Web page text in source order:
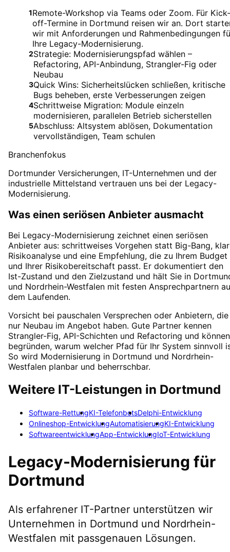
1Remote-Workshop via Teams oder Zoom. Für Kick-
off-Termine in Dortmund reisen wir an. Dort
wir mit Anforderungen und Rahmenbedingungen
Ihre Legacy-Modernisierung.
2Strategie: Modernisierungspfad wählen –
Refactoring, API-Anbindung, Strangler-Fig oder
Neubau
3Quick Wins: Sicherheitslücken schließen, kritische
Bugs beheben, erste Verbesserungen zeigen
4Schrittweise Migration: Module einzeln
modernisieren, parallelen Betrieb sicherstellen
5Abschluss: Altsystem ablösen, Dokumentation
vervollständigen, Team schulen
Branchenfokus
Dortmunder Versicherungen, IT-Unternehmen und der
industrielle Mittelstand vertrauen uns bei der Legacy-
Modernisierung.
Was einen seriösen Anbieter ausmacht
Bei Legacy-Modernisierung zeichnet einen seriösen
Anbieter aus: schrittweises Vorgehen statt Big-Bang,
Risikoanalyse und eine Empfehlung, die zu Ihrem Budget
und Ihrer Risikobereitschaft passt. Er dokumentiert den
Ist-Zustand und den Zielzustand und hält Sie in
und Nordrhein-Westfalen mit festen Ansprechpartnern
dem Laufenden.
Vorsicht bei pauschalen Versprechen oder Anbietern, die
nur Neubau im Angebot haben. Gute Partner kennen
Strangler-Fig, API-Schichten und Refactoring und können
begründen, warum welcher Pfad für Ihr System sinnvoll
So wird Modernisierung in Dortmund und Nordrhein-
Westfalen planbar und beherrschbar.
Weitere IT-Leistungen in Dortmund
Software-RettungKI-TelefonbotsDelphi-Entwicklung
Onlineshop-EntwicklungAutomatisierungKI-Entwicklung
SoftwareentwicklungApp-EntwicklungIoT-Entwicklung
Legacy-Modernisierung für
Dortmund
Als erfahrener IT-Partner unterstützen wir
Unternehmen in Dortmund und Nordrhein-
Westfalen mit passgenauen Lösungen.